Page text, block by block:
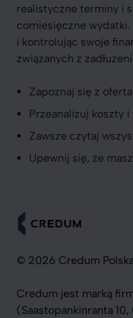
realistyczne terminy i
comiesięczne
i kontrolując swoje
związanych z
Zapoznaj się z
Przeanalizuj koszty
Zawsze czytaj
Upewnij się, że
© 2026 Credum
Credum jest marką
(Saastopankinranta